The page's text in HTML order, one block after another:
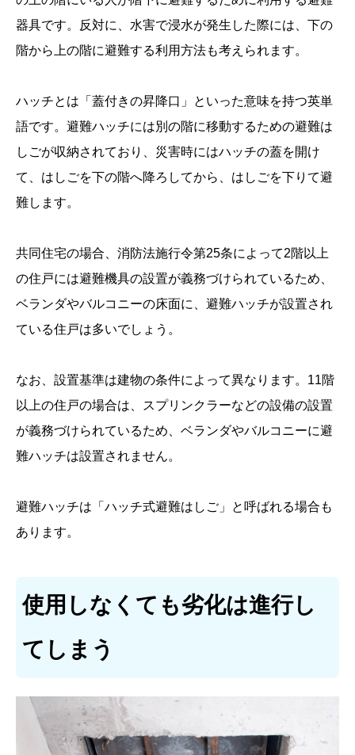
器具です。反対に、水害で浸水が発生した際には、下の
階から上の階に避難する利用方法も考えられます。
ハッチとは「蓋付きの昇降口」といった意味を持つ英単
語です。避難ハッチには別の階に移動するための避難は
しごが収納されており、災害時にはハッチの蓋を開け
て、はしごを下の階へ降ろしてから、はしごを下りて避
難します。
共同住宅の場合、消防法施行令第25条によって2階以上
の住戸には避難機具の設置が義務づけられているため、
ベランダやバルコニーの床面に、避難ハッチが設置され
ている住戸は多いでしょう。
なお、設置基準は建物の条件によって異なります。11階
以上の住戸の場合は、スプリンクラーなどの設備の設置
が義務づけられているため、ベランダやバルコニーに避
難ハッチは設置されません。
避難ハッチは「ハッチ式避難はしご」と呼ばれる場合も
あります。
使用しなくても劣化は進行し
てしまう